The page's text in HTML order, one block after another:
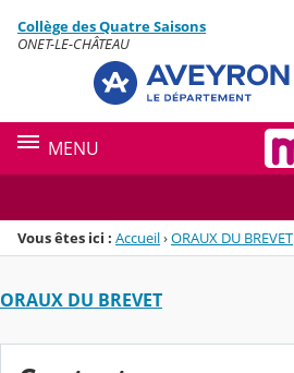
Menu de la rubrique
Contenu
Collège des Quatre Saisons
ONET-LE-CHÂTEAU
MENU
Vous êtes ici : Accueil›ORAUX DU BREVET
ORAUX DU BREVET